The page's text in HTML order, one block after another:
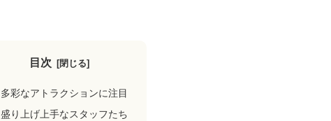
目次
多彩なアトラクションに注目
盛り上げ上手なスタッフたち